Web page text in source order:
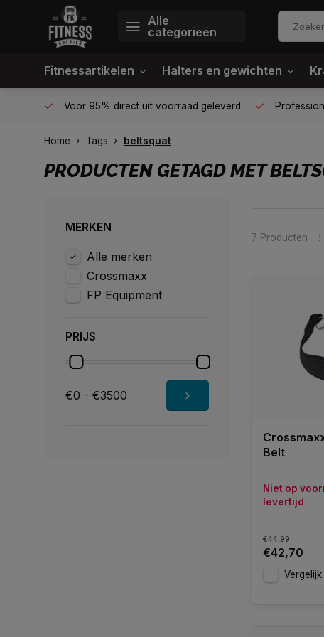
Alle
categorieën
Fitnessartikelen Halters en gewichten
Voor 95% direct uit voorraad geleverd
Home Tags beltsquat
PRODUCTEN GETAGD MET
MERKEN
Alle merken
Crossmaxx
FP Equipment
PRIJS
€0 - €3500
7 Producten
Belt
Niet op
levertijd
€44,99
€42,70
Vergelijk